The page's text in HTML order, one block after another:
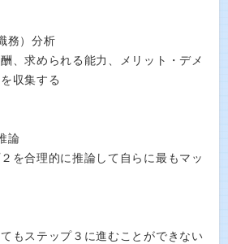
務）分析
、求められる能力、メリット・デメ
収集する
論
を合理的に推論して自らに最もマッ
もステップ３に進むことができない